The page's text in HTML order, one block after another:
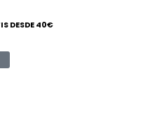
DESDE 40€